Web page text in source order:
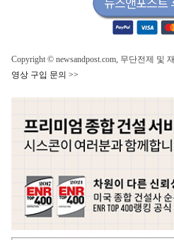
Copyright © newsandpost.com, 무단전제 및
영상 구입 문의 >>